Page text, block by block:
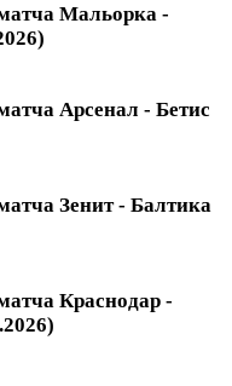
Мальорка -
Арсенал - Бетис
Зенит - Балтика
Краснодар -